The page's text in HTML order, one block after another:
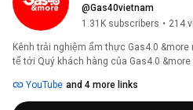
@Gas40vietnam
1.31K subscribers • 214
Kênh trải nghiệm ẩm thực Gas4.0
tế tới Quý khách hàng của Gas4.0
YouTube and 4 more links